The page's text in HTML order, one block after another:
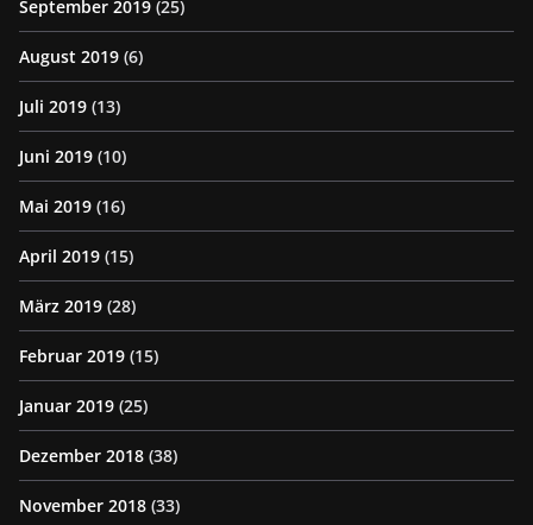
September 2019 (25)
August 2019 (6)
Juli 2019 (13)
Juni 2019 (10)
Mai 2019 (16)
April 2019 (15)
März 2019 (28)
Februar 2019 (15)
Januar 2019 (25)
Dezember 2018 (38)
November 2018 (33)